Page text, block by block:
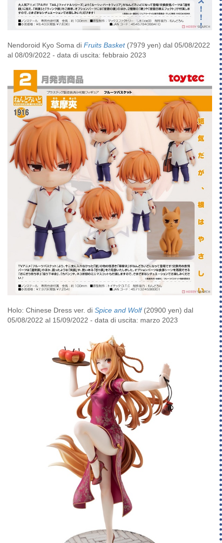
Nendoroid Kyo Soma di Fruits Basket (7979 yen) dal 05/08/2022
al 08/09/2022 - data di uscita: febbraio 2023
Holo: Chinese Dress ver. di Spice and Wolf(20900 yen) dal
05/08/2022 al 15/09/2022 - data di uscita: marzo 2023